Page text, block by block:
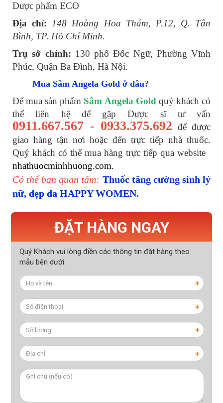
Dược phẩm ECO
Địa chỉ:
148 Hoàng Hoa Thám, P.12, Q. Tân
Bình, TP. Hồ Chí Minh.
Trụ sở chính: 130 phố Đốc Ngữ, Phường Vĩnh
Phúc, Quận Ba Đình, Hà Nội.
Mua Sâm Angela Gold ở đâu?
Để mua sản phẩm Sâm Angela Gold quý khách có
thể liên hệ để gặp Dược sĩ tư vấn
0911.667.567 - 0933.375.692 để được
giao hàng tận nơi hoặc đến trực tiếp nhà thuốc.
Quý khách có thể mua hàng trực tiếp qua website
nhathuocminhhuong.com.
Có thể bạn quan tâm: Thuốc tăng cường sinh lý
nữ, đẹp da HAPPY WOMEN.
ĐẶT HÀNG NGAY
Quý Khách vui lòng điền các thông tin đặt hàng theo
mẫu bên dưới: